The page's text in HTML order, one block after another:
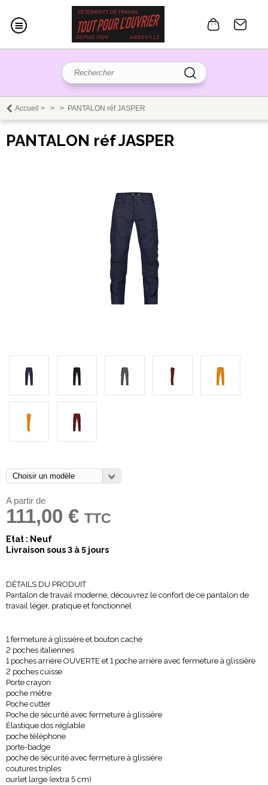
Accueil > > > PANTALON réf JASPER
PANTALON réf JASPER
A partir de
111,00 € TTC
Etat : Neuf
Livraison sous 3 à 5 jours
DÉTAILS DU PRODUIT
Pantalon de travail moderne, découvrez le confort de ce pantalon de
travail léger, pratique et fonctionnel
1 fermeture à glissière et bouton caché
2 poches italiennes
1 poches arrière OUVERTE et 1 poche arrière avec fermeture à glissière
2 poches cuisse
Porte crayon
poche mètre
Poche cutter
Poche de sécurité avec fermeture à glissière
Élastique dos réglable
poche téléphone
porte-badge
poche de sécurité avec fermeture à glissière
coutures triples
ourlet large (extra 5 cm)